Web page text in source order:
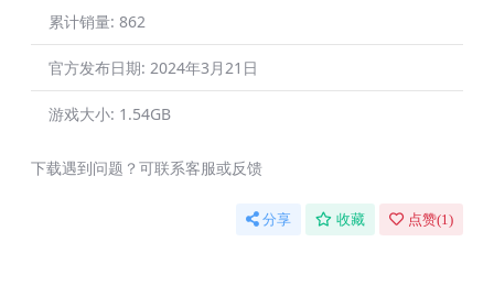
累计销量: 862
官方发布日期: 2024年3月21日
游戏大小: 1.54GB
下载遇到问题？可联系客服或反馈
分享 收藏 点赞(1)